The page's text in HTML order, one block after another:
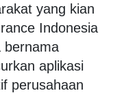
yang kian
Indonesia
bernama
aplikasi
perusahaan